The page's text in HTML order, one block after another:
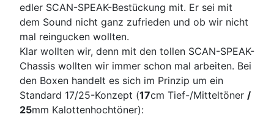
edler SCAN-SPEAK-Bestückung mit. Er sei mit
dem Sound nicht ganz zufrieden und ob wir nicht
mal reingucken wollten.
Klar wollten wir, denn mit den tollen SCAN-SPEAK-
Chassis wollten wir immer schon mal arbeiten. Bei
den Boxen handelt es sich im Prinzip um ein
Standard 17/25-Konzept (17cm Tief-/Mitteltöner /
25mm Kalottenhochtöner):